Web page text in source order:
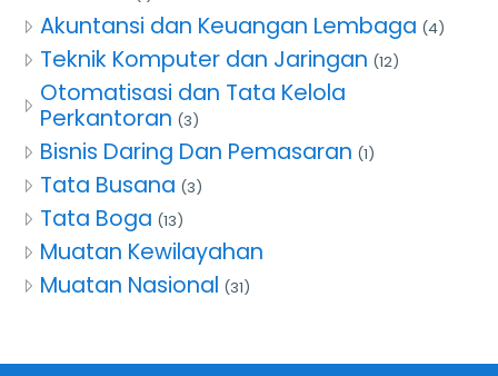
Akuntansi dan Keuangan Lembaga (4)
Teknik Komputer dan Jaringan (12)
Otomatisasi dan Tata Kelola
Perkantoran (3)
Bisnis Daring Dan Pemasaran (1)
Tata Busana (3)
Tata Boga (13)
Muatan Kewilayahan
Muatan Nasional (31)